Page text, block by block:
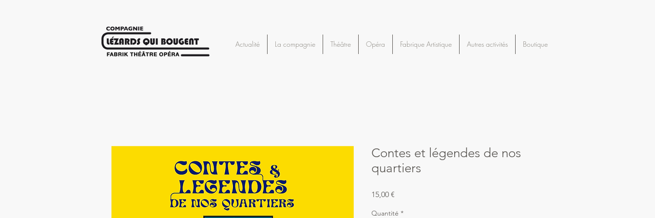
Actualité La compagnie Théâtre Opéra Fabrique Artistique Autres activités Boutique
Contes et légendes de nos
quartiers
15,00 €
Quantité *